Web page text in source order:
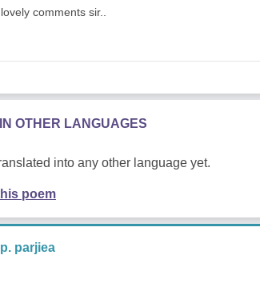
comments sir..
OTHER LANGUAGES
into any other language yet.
poem
parjiea